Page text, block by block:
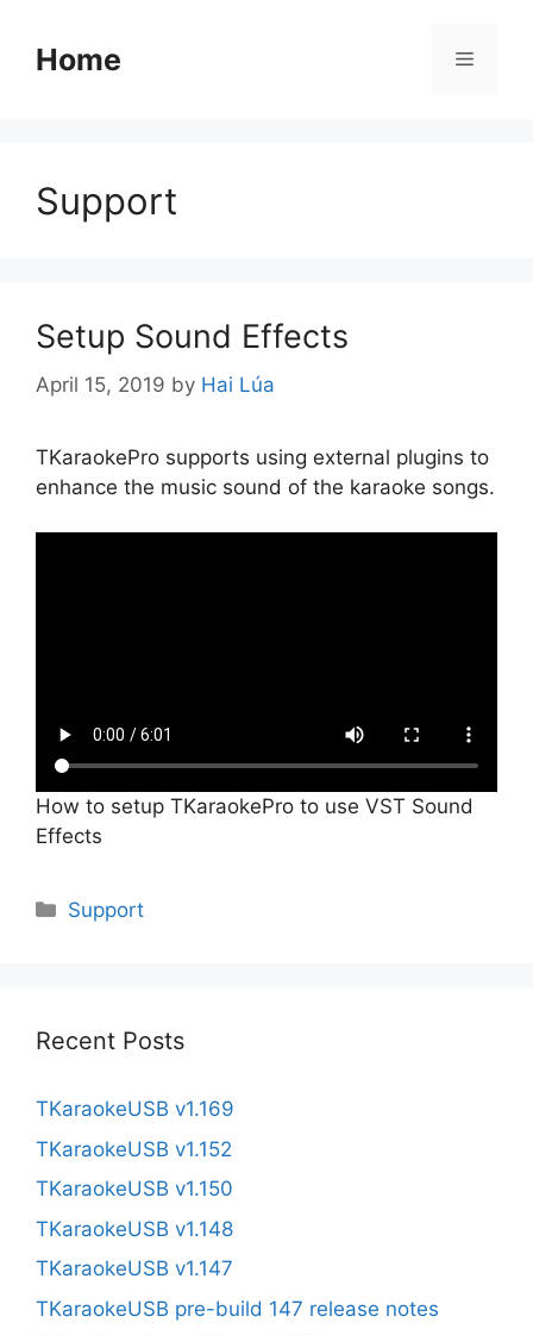
contentHome Menu
Support
Setup Sound Effects
April 15, 2019 by Hai Lúa
TKaraokePro supports using external plugins to
enhance the music sound of the karaoke songs.
How to setup TKaraokePro to use VST Sound
Effects
Categories
Support
Recent Posts
TKaraokeUSB v1.169
TKaraokeUSB v1.152
TKaraokeUSB v1.150
TKaraokeUSB v1.148
TKaraokeUSB v1.147
TKaraokeUSB pre-build 147 release notes